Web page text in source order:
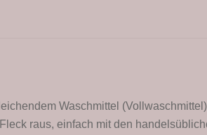
Waschmittel (Vollwaschmittel)
raus, einfach mit den